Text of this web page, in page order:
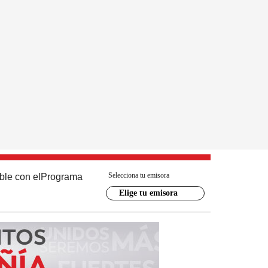
con el Programa Selecciona tu emisora
Elige tu emisora